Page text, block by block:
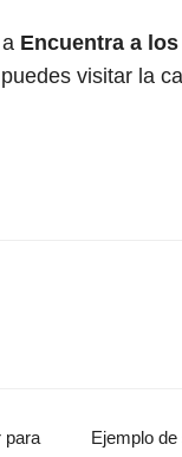
Encuentra a
puedes visitar la
para
Ejemplo